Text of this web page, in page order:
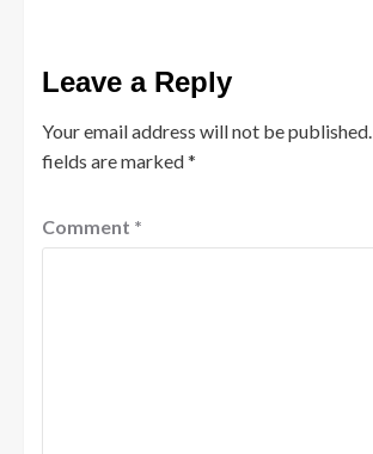
Leave a Reply
Your email address will not be published.
fields are marked*
Comment *